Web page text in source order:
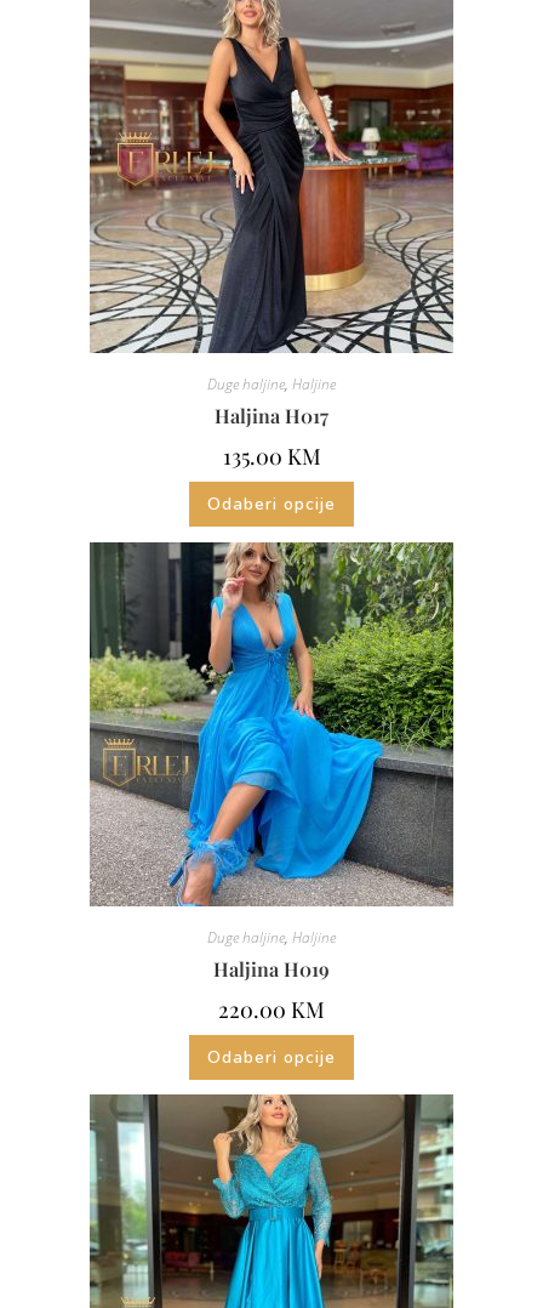
Duge haljine, Haljine
Haljina H017
135.00 KM
Odaberi opcije
Duge haljine, Haljine
Haljina H019
220.00 KM
Odaberi opcije